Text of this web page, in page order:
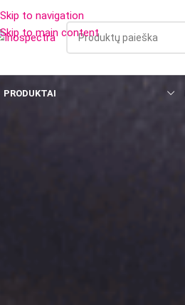
Skip to navigation
Skip to main content
PRODUKTAI